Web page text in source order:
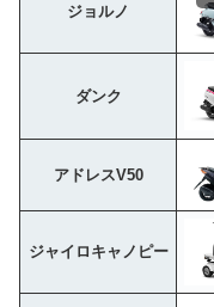
ジョルノ
ダンク
アドレスV50
ジャイロキャノピー